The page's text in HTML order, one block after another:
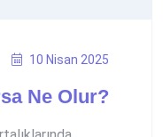
10 Nisan 2025
Ne Olur?